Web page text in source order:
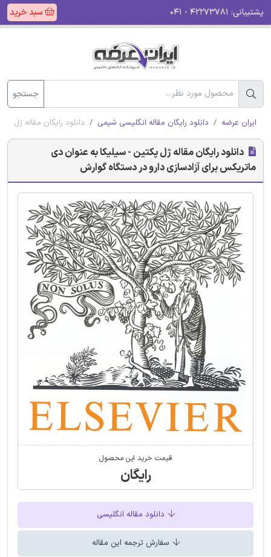
پشتیبانی: سبد خرید
جستجو
ایران عرضه دانلود رایگان مقاله انگلیسی شیمی دانلود رایگان مقاله ژل
دانلود رایگان مقاله ژل پکتین - سیلیکا به عنوان دی
ماتریکس برای آزادسازی دارو در دستگاه گوارش
قیمت خرید این محصول
رایگان
دانلود مقاله انگلیسی
سفارش ترجمه این مقاله